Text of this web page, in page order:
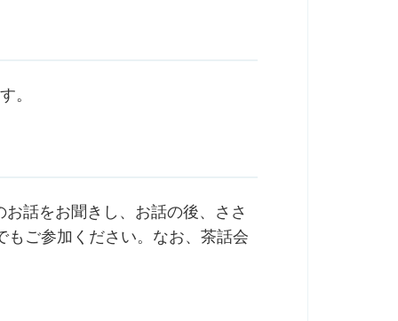
。
話をお聞きし、お話の後、ささ
ご参加ください。なお、茶話会